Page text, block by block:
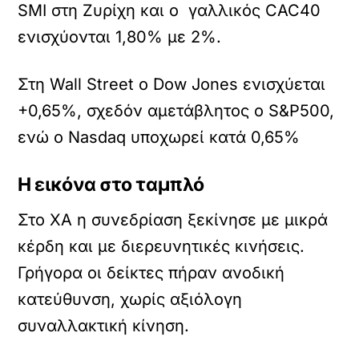
SMI στη Ζυρίχη και ο γαλλικός CAC40
ενισχύονται 1,80% με 2%.
Στη Wall Street ο Dow Jones ενισχύεται
+0,65%, σχεδόν αμετάβλητος ο S&P500,
ενώ ο Nasdaq υποχωρεί κατά 0,65%
Η εικόνα στο ταμπλό
Στο ΧΑ η συνεδρίαση ξεκίνησε με μικρά
κέρδη και με διερευνητικές κινήσεις.
Γρήγορα οι δείκτες πήραν ανοδική
κατεύθυνση, χωρίς αξιόλογη
συναλλακτική κίνηση.